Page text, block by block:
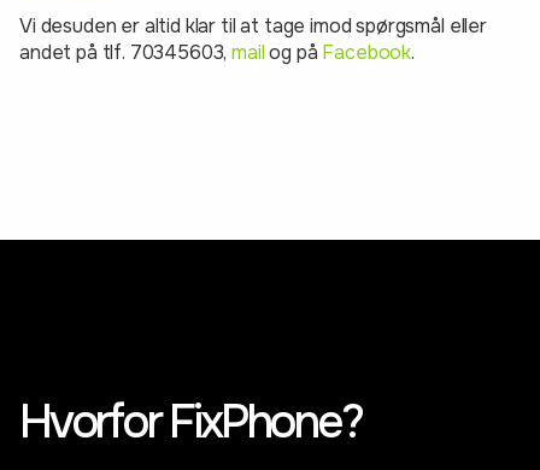
Vi desuden er altid klar til at tage imod spørgsmål eller
andet på tlf. 70345603,mailog på Facebook.
Hvorfor FixPhone?